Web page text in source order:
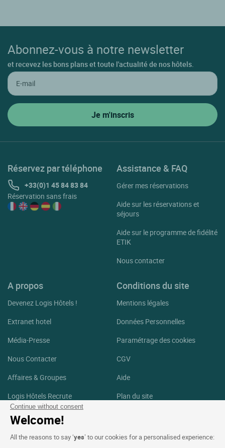
Continue without consent
Welcome!
All the reasons to say ‘yes’ to our cookies for a personalised experience:
Abonnez-vous à notre newsletter
et recevez les bons plans et toute l'actualité de nos hôtels.
Réservez par téléphone
+33(0)1 45 84 83 84
Réservation sans frais
Assistance & FAQ
Gérer mes réservations
Aide sur les réservations et
séjours
Aide sur le programme de fidélité
ETIK
Nous contacter
A propos
Devenez Logis Hôtels !
Extranet hotel
Média-Presse
Nous Contacter
Affaires & Groupes
Logis Hôtels Recrute
Conditions du site
Mentions légales
Données Personnelles
Paramétrage des cookies
CGV
Aide
Plan du site
Suivez-nous